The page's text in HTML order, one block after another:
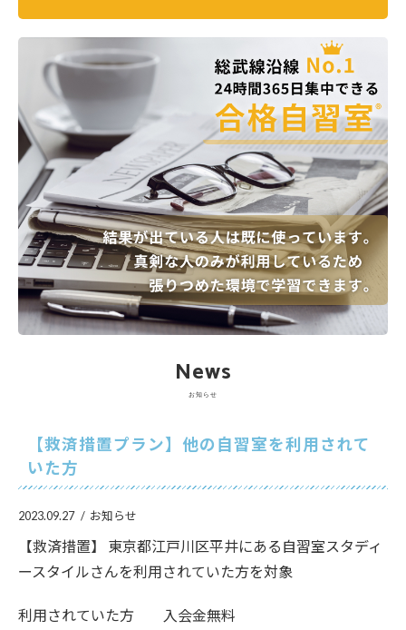
News
お知らせ
【救済措置プラン】他の自習室を利用されて
いた方
2023.09.27 お知らせ
【救済措置】 東京都江戸川区平井にある自習室スタディ
ースタイルさんを利用されていた方を対象
利用されていた方 入会金無料